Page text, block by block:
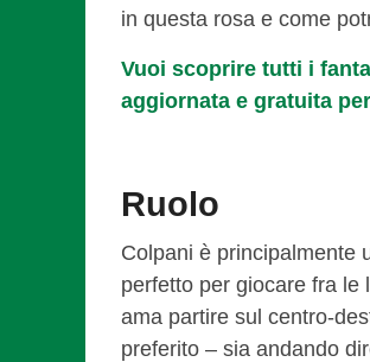
in questa rosa e come
Vuoi scoprire tutti i
aggiornata e gratuita
Ruolo
Colpani è principalmente
perfetto per giocare fra le
ama partire sul centro-
preferito – sia andando